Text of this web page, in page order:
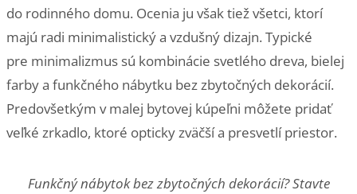
do rodinného domu. Ocenia ju však tiež všetci, ktorí
majú radi minimalistický a vzdušný dizajn. Typické
pre minimalizmus sú kombinácie svetlého dreva, bielej
farby a funkčného nábytku bez zbytočných dekorácií.
Predovšetkým v malej bytovej kúpeľni môžete pridať
veľké zrkadlo, ktoré opticky zväčší a presvetlí priestor.
Funkčný nábytok bez zbytočných dekorácií? Stavte